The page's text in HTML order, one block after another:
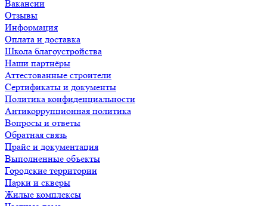
Вакансии
Отзывы
Информация
Оплата и доставка
Школа благоустройства
Наши партнёры
Аттестованные строители
Сертификаты и документы
Политика конфиденциальности
Антикоррупционная политика
Вопросы и ответы
Обратная связь
Прайс и документация
Выполненные объекты
Городские территории
Парки и скверы
Жилые комплексы